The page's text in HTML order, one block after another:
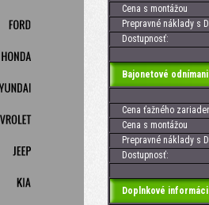
Cena s montážou
Prepravné náklady s
Dostupnosť:
Bajonetové
Cena ťažného
Cena s montážou
Prepravné náklady s
Dostupnosť:
Doplnkové